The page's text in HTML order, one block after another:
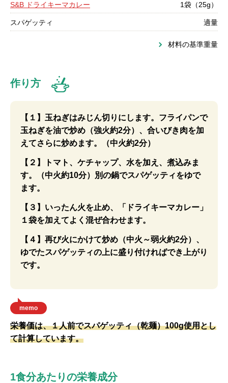
S&B ドライキーマカレー 1袋（25g）
スパゲッティ 適量
材料の基準重量
作り方
【１】玉ねぎはみじん切りにします。フライパンで
玉ねぎを油で炒め（強火約2分）、合いびき肉を加
えてさらに炒めます。（中火約2分）
【２】トマト、ケチャップ、水を加え、煮込みま
す。（中火約10分）別の鍋でスパゲッティをゆで
ます。
【３】いったん火を止め、「ドライキーマカレー」
１袋を加えてよく混ぜ合わせます。
【４】再び火にかけて炒め（中火～弱火約2分）、
ゆでたスパゲッティの上に盛り付ければでき上がり
です。
memo
栄養価は、１人前でスパゲッティ（乾麺）100g使用とし
て計算しています。
1食分あたりの栄養成分